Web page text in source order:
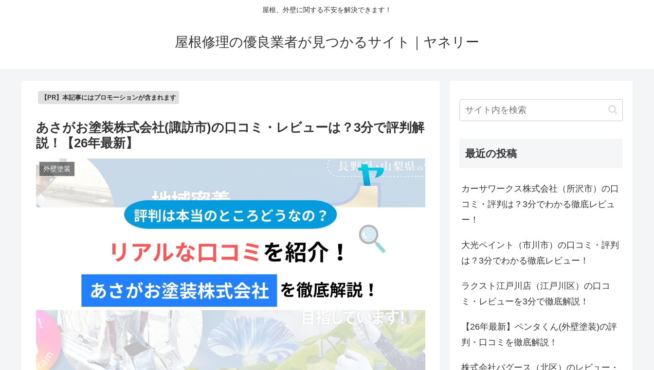
屋根、外壁に関する不安を解決できます！
屋根修理の優良業者が見つかるサイト｜ヤネリー
【PR】本記事にはプロモーションが含まれます
あさがお塗装株式会社(諏訪市)の口コミ・レビューは？3分で評判解
説！【26年最新】
外壁塗装
最近の投稿
カーサワークス株式会社（所沢市）の口
コミ・評判は？3分でわかる徹底レビュ
ー！
大光ペイント（市川市）の口コミ・評判
は？3分でわかる徹底レビュー！
ラクスト江戸川店（江戸川区）の口コ
ミ・レビューを3分で徹底解説！
【26年最新】ペンタくん(外壁塗装)の評
判・口コミを徹底解説！
株式会社バグース（北区）のレビュー・